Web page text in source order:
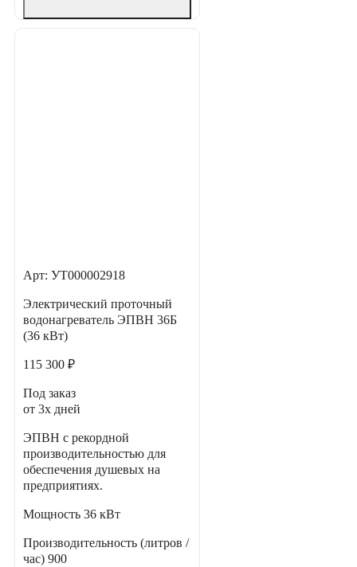
Арт: УТ000002918
Электрический проточный
водонагреватель ЭПВН 36Б
(36 кВт)
115 300 ₽
Под заказ
от 3х дней
ЭПВН с рекордной
производительностью для
обеспечения душевых на
предприятиях.
Мощность 36 кВт
Производительность (литров /
час) 900